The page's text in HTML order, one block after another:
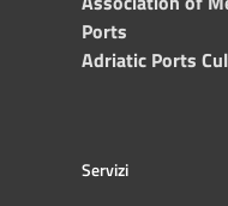
Ports
Adriatic Ports
Servizi